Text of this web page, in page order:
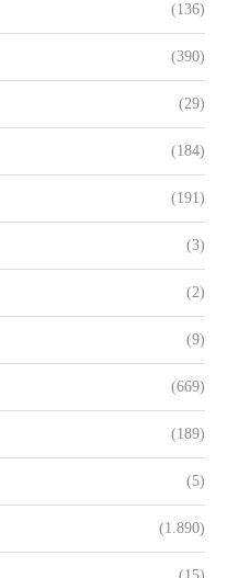
(136)
(390)
(29)
(184)
(191)
(3)
(2)
(9)
(669)
(189)
(5)
(1.890)